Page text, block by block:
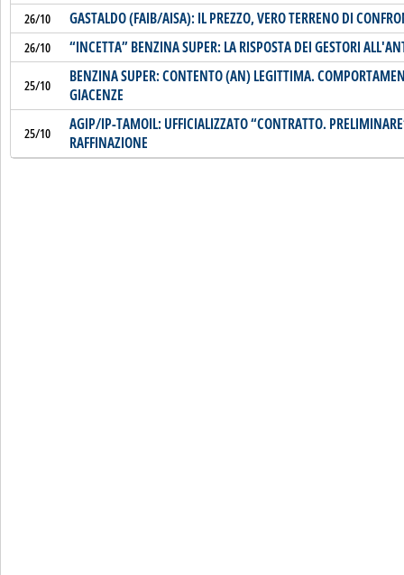
26/10 GASTALDO (FAIB/AISA): IL PREZZO, VERO TERRENO DI
26/10 “INCETTA” BENZINA SUPER: LA RISPOSTA DEI GESTORI
25/10
BENZINA SUPER: CONTENTO (AN) LEGITTIMA.
GIACENZE
25/10
AGIP/IP-TAMOIL: UFFICIALIZZATO “CONTRATTO.
RAFFINAZIONE